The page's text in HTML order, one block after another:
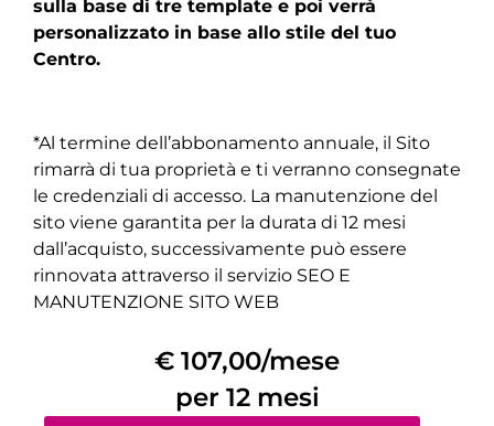
sulla base di tre template e poi verrà
personalizzato in base allo stile del tuo
Centro.
*Al termine dell’abbonamento annuale, il Sito
rimarrà di tua proprietà e ti verranno consegnate
le credenziali di accesso. La manutenzione del
sito viene garantita per la durata di 12 mesi
dall’acquisto, successivamente può essere
rinnovata attraverso il servizio SEO E
MANUTENZIONE SITO WEB
€ 107,00/mese
per 12 mesi